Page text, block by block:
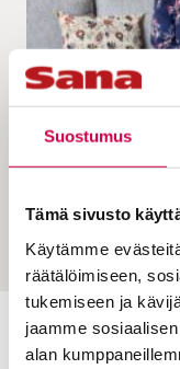
Suostumus
Tämä sivusto
Käytämme
räätälöimiseen,
tukemiseen ja
jaamme
alan
Saynur
Toimitus